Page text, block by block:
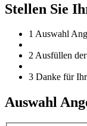
Stellen Sie
1 Auswahl
2Ausfüllen
3 Danke für
Auswahl